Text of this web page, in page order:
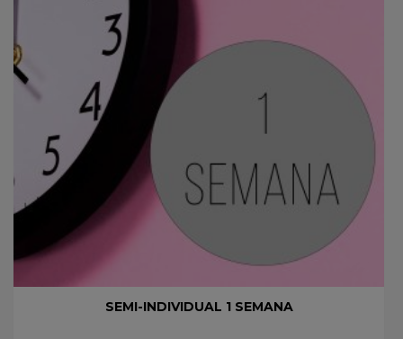
SEMI-INDIVIDUAL 1 SEMANA